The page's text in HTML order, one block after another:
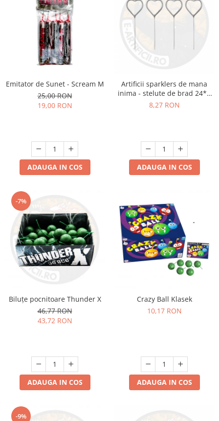
Emitator de Sunet - Scream M
25,00 RON
19,00 RON
ADAUGA IN COS
Artificii sparklers de mana
inima - stelute de brad 24*8
cm - set 5 buc
8,27 RON
ADAUGA IN COS
-7%
Biluțe pocnitoare Thunder X
46,77 RON
43,72 RON
ADAUGA IN COS
Crazy Ball Klasek
10,17 RON
ADAUGA IN COS
-9%